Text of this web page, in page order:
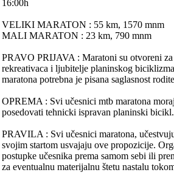
16:00h
VELIKI MARATON : 55 km, 1570 mnm
MALI MARATON : 23 km, 790 mnm
PRAVO PRIJAVA : Maratoni su otvoreni
rekreativaca i ljubitelje planinskog
maratona potrebna je pisana saglasnost
OPREMA : Svi učesnici mtb maratona
posedovati tehnicki ispravan planinski bicikl.
PRAVILA : Svi učesnici maratona,
svojim startom usvajaju ove propozicije.
postupke učesnika prema samom sebi ili
za eventualnu materijalnu štetu nastalu